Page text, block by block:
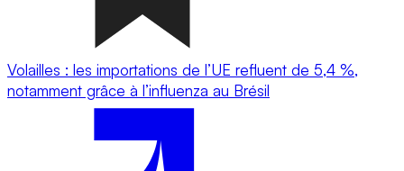
Volailles : les importations de l’UE refluent de 5,4 %,
notamment grâce à l’influenza au Brésil